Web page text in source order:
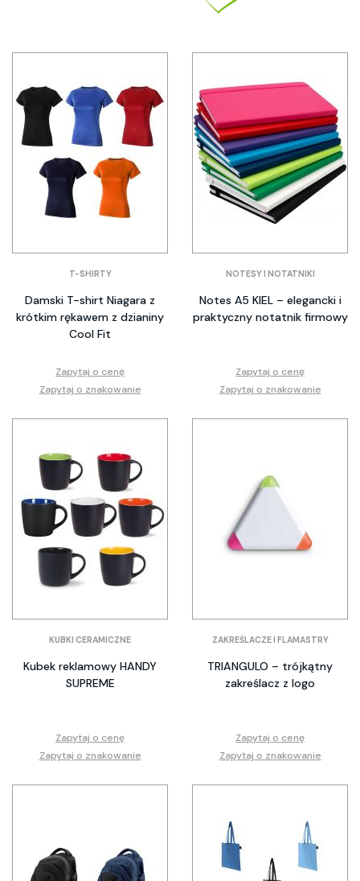
T-SHIRTY
Damski T-shirt Niagara z
krótkim rękawem z dzianiny
Cool Fit
Zapytaj o cenę
Zapytaj o znakowanie
NOTESY I NOTATNIKI
Notes A5 KIEL – elegancki i
praktyczny notatnik firmowy
Zapytaj o cenę
Zapytaj o znakowanie
KUBKI CERAMICZNE
Kubek reklamowy HANDY
SUPREME
Zapytaj o cenę
Zapytaj o znakowanie
ZAKREŚLACZE I FLAMASTRY
TRIANGULO – trójkątny
zakreślacz z logo
Zapytaj o cenę
Zapytaj o znakowanie